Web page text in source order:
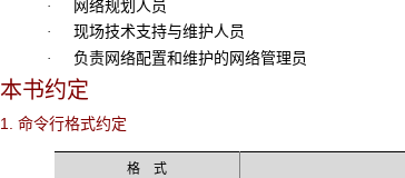
· 网络规划人员
· 现场技术支持与维护人员
· 负责网络配置和维护的网络管理员
本书约定
1. 命令行格式约定
格 式